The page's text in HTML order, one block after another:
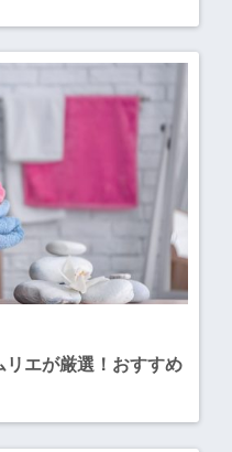
リエが厳選！おすすめ